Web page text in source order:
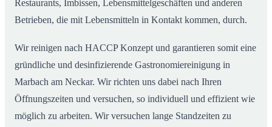
Restaurants, Imbissen, Lebensmittelgeschäften und anderen
Betrieben, die mit Lebensmitteln in Kontakt kommen, durch.
Wir reinigen nach HACCP Konzept und garantieren somit eine
gründliche und desinfizierende Gastronomiereinigung in
Marbach am Neckar. Wir richten uns dabei nach Ihren
Öffnungszeiten und versuchen, so individuell und effizient wie
möglich zu arbeiten. Wir versuchen lange Standzeiten zu